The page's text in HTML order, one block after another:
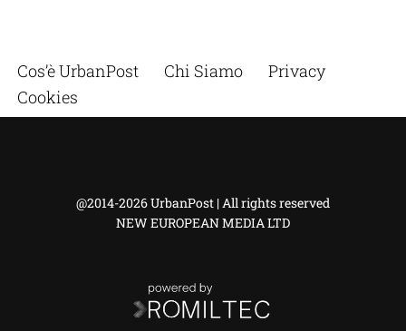
Cos’è UrbanPost Chi Siamo
Privacy
Cookies
@2014-2026 UrbanPost | All rights reserved
NEW EUROPEAN MEDIA LTD